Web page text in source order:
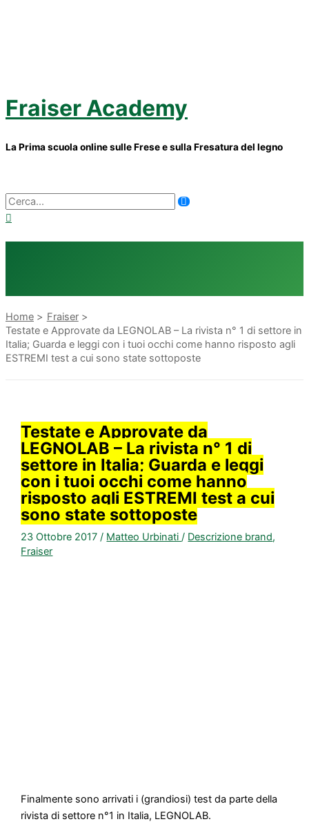
Fraiser Academy
La Prima scuola online sulle Frese e sulla Fresatura del legno
principale
Ricerca
per:
Home
Fraiser
Testate e Approvate da LEGNOLAB – La rivista n° 1 di settore in
Italia; Guarda e leggi con i tuoi occhi come hanno risposto agli
ESTREMI test a cui sono state sottoposte
Testate e Approvate da
LEGNOLAB – La rivista n° 1 di
settore in Italia; Guarda e leggi
con i tuoi occhi come hanno
risposto agli ESTREMI test a cui
sono state sottoposte
23 Ottobre 2017/ Matteo Urbinati/ Descrizione brand,
Fraiser
Finalmente sono arrivati i (grandiosi) test da parte della
rivista di settore n°1 in Italia, LEGNOLAB.